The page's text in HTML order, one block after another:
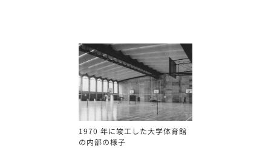
1970 年に竣工した大学体育館
の内部の様子